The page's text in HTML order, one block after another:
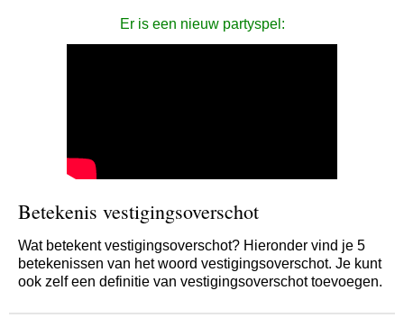
Er is een nieuw partyspel:
Betekenis vestigingsoverschot
Wat betekent vestigingsoverschot? Hieronder vind je 5
betekenissen van het woord vestigingsoverschot. Je kunt
ook zelf een definitie van vestigingsoverschot toevoegen.